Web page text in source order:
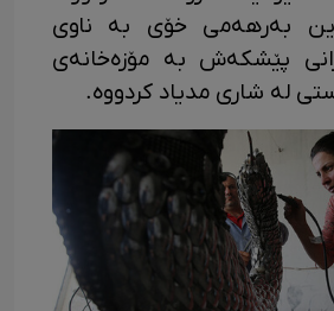
بەرهەمی خۆی بە ناوی
پێشکەش بە مۆزەخانەی
لە شاری مدیاد کردووە.